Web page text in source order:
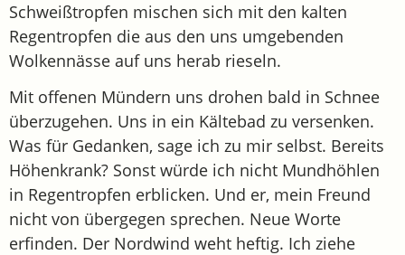
Schweißtropfen mischen sich mit den kalten
Regentropfen die aus den uns umgebenden
Wolkennässe auf uns herab rieseln.
Mit offenen Mündern uns drohen bald in Schnee
überzugehen. Uns in ein Kältebad zu versenken.
Was für Gedanken, sage ich zu mir selbst. Bereits
Höhenkrank? Sonst würde ich nicht Mundhöhlen
in Regentropfen erblicken. Und er, mein Freund
nicht von übergegen sprechen. Neue Worte
erfinden. Der Nordwind weht heftig. Ich ziehe